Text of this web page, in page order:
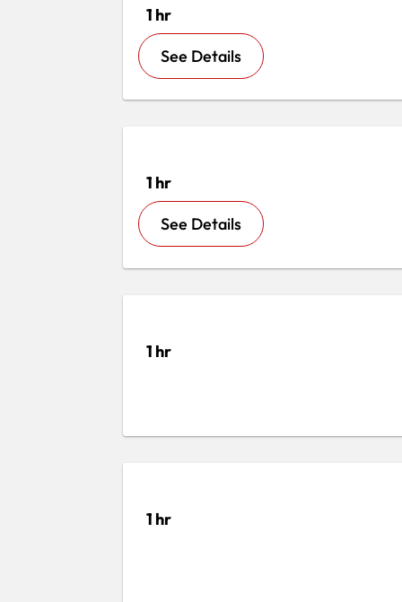
1 hr
See Details
1 hr
See Details
1 hr
1 hr